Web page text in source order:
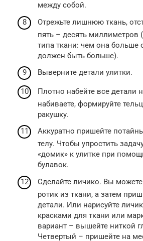
между собой.
Отрежьте лишнюю ткань,
пять – десять миллиметров
типа ткани: чем она больше
должен быть больше).
Выверните детали улитки.
Плотно набейте все детали
набиваете, формируйте
ракушку.
Аккуратно пришейте
телу. Чтобы упростить
«домик» к улитке при
булавок.
Сделайте личико. Вы
ротик из ткани, а затем
детали. Или нарисуйте
красками для ткани или
вариант – вышейте ниткой
Четвертый – пришейте на